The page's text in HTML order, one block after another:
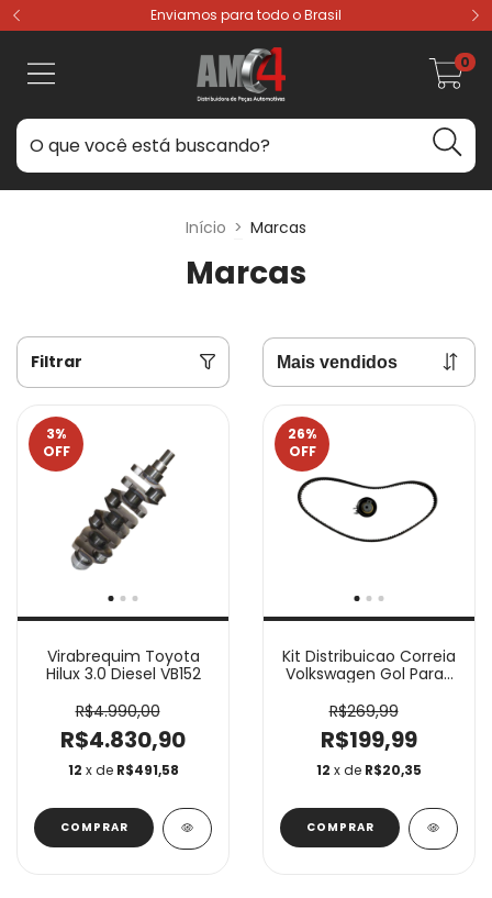
Enviamos para todo o Brasil
0
Início > Marcas
Marcas
Filtrar
3%
OFF
Virabrequim Toyota
Hilux 3.0 Diesel VB152
R$4.990,00
R$4.830,90
12 x de R$491,58
26%
OFF
Kit Distribuicao Correia
Volkswagen Gol Parati
R$269,99
R$199,99
12 x de R$20,35